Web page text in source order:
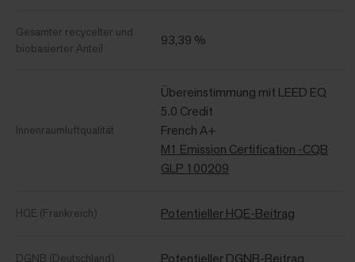
Gesamter recycelter und
biobasierter Anteil
93,39 %
Innenraumluftqualität
Übereinstimmung mit LEED EQ
5.0 Credit
French A+
M1 Emission Certification -CQB
GLP 100209
HQE (Frankreich) Potentieller HQE-Beitrag
DGNB (Deutschland) Potentieller DGNB-Beitrag